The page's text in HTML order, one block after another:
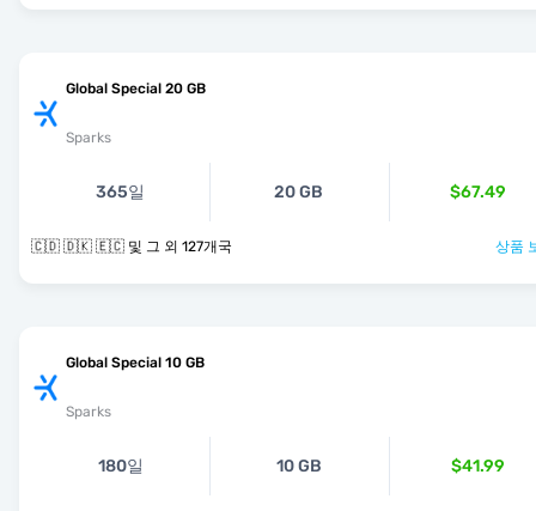
Global Special 20 GB
Sparks
365일 20 GB $67.49
🇨🇩 🇩🇰 🇪🇨 및 그 외 127개국 상품
Global Special 10 GB
Sparks
180일 10 GB $41.99